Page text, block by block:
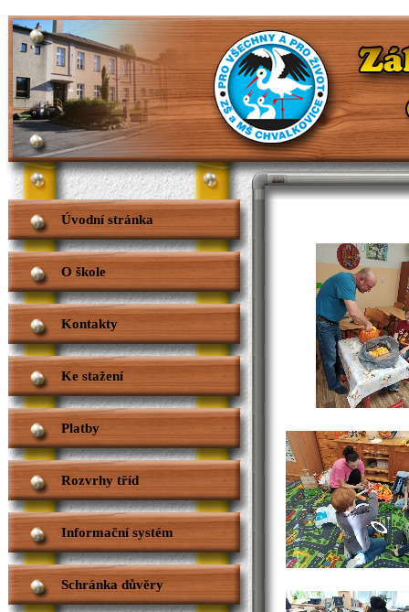
Úvodní stránka
O škole
Kontakty
Ke stažení
Platby
Rozvrhy tříd
Informační systém
Schránka důvěry